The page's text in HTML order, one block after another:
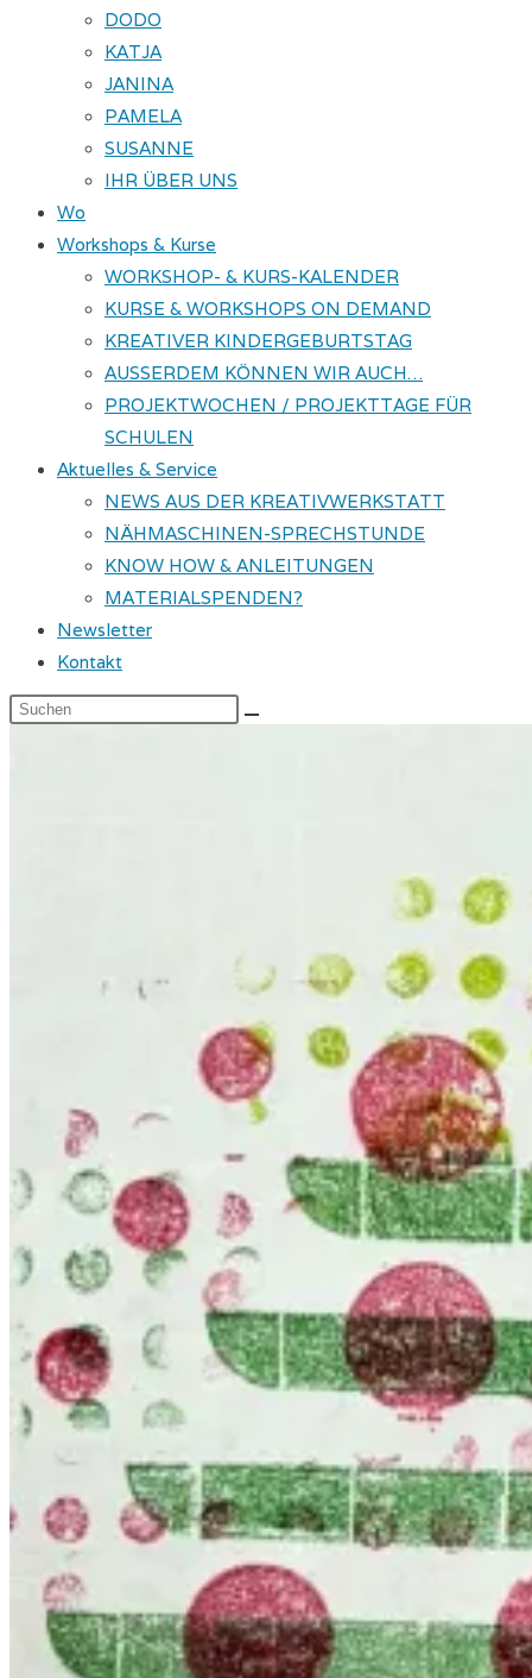
DODO
KATJA
JANINA
PAMELA
SUSANNE
IHR ÜBER UNS
Wo
Workshops & Kurse
WORKSHOP- & KURS-KALENDER
KURSE & WORKSHOPS ON DEMAND
KREATIVER KINDERGEBURTSTAG
AUSSERDEM KÖNNEN WIR AUCH…
PROJEKTWOCHEN / PROJEKTTAGE FÜR
SCHULEN
Aktuelles & Service
NEWS AUS DER KREATIVWERKSTATT
NÄHMASCHINEN-SPRECHSTUNDE
KNOW HOW & ANLEITUNGEN
MATERIALSPENDEN?
Newsletter
Kontakt